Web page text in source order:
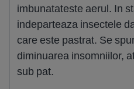
imbunatateste aerul. In
indeparteaza insectele
care este pastrat. Se
diminuarea insomniilor,
sub pat.